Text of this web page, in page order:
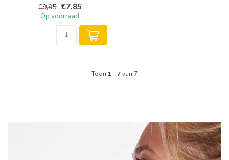
€9,95 €7,85
Op voorraad
Toon 1 -7van 7